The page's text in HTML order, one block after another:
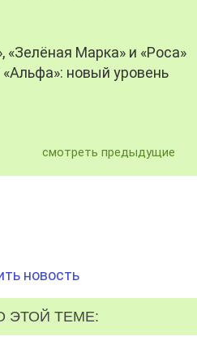
«Зелёная Марка» и «Роса»
новый уровень
смотреть предыдущие
новость
ЭТОЙ ТЕМЕ: